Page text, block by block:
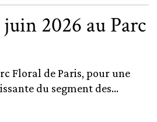
2026 au Parc
Floral de Paris, pour une
du segment des...